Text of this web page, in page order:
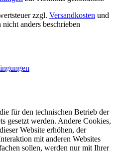
zzgl. Versandkosten und
anders beschrieben
für den technischen Betrieb der
gesetzt werden. Andere Cookies,
Website erhöhen, der
mit anderen Websites
sollen, werden nur mit Ihrer